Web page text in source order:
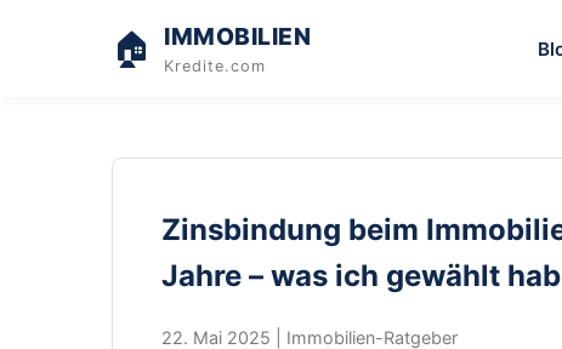
🏠 IMMOBILIEN
Kredite.com
Zinsbindung beim
Jahre – was ich gewählt
22. Mai 2025 | Immobilien-Ratgeber